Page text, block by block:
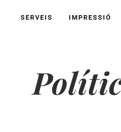
SERVEIS IMPRESSIÓ